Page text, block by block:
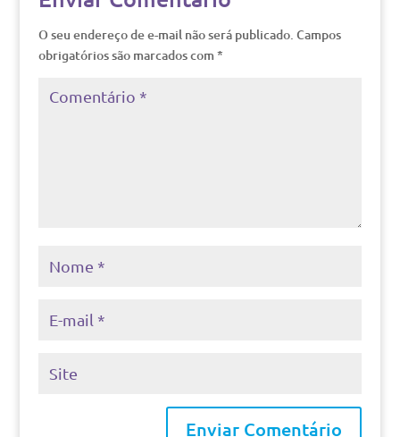
O seu endereço de e-mail não será publicado. Campos
obrigatórios são marcados com *